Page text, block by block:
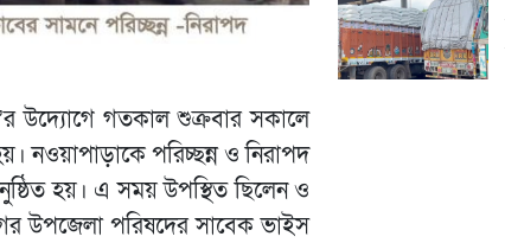
উদ্যোগে গতকাল শুক্রবার সকালে
নওয়াপাড়াকে পরিচ্ছন্ন ও নিরাপদ
হয়। এ সময় উপস্থিত ছিলেন ও
উপজেলা পরিষদের সাবেক ভাইস